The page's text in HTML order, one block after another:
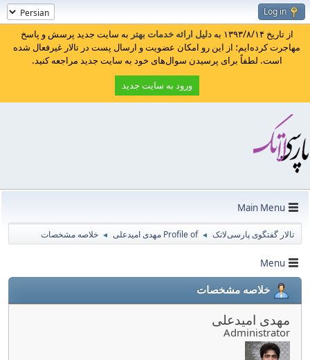
Log in
از تاریخ ۱۳۹۳/۸/۱۴ به دلیل ارائه خدمات بهتر به سایت جدید پرسش و پاسخ
مهاجرت کرده‌ایم؛ از این رو امکان عضویت و ارسال پست در تالار غیرفعال شده
است. لطفاً برای پرسیدن سوال‌های خود به سایت جدید مراجعه کنید.
ورود به سایت جدید
Main Menu
تالار گفتگوی پارسی‌لاتک ◄ Profile of مهدی امیدعلی ◄ خلاصه مشخصات
Menu
خلاصه مشخصات
مهدی امیدعلی
Administrator